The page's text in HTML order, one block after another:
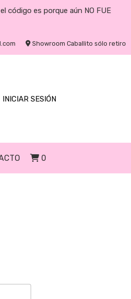
código es porque aún NO FUE
Showroom Caballito sólo retiro
INICIAR SESIÓN
0